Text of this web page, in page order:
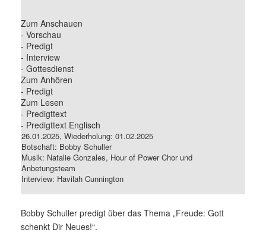
Zum Anschauen
- Vorschau
- Predigt
- Interview
- Gottesdienst
Zum Anhören
- Predigt
Zum Lesen
- Predigttext
- Predigttext Englisch
26.01.2025, Wiederholung: 01.02.2025
Botschaft: Bobby Schuller
Musik: Natalie Gonzales, Hour of Power Chor und
Anbetungsteam
Interview: Havilah Cunnington
Bobby Schuller predigt über das Thema „Freude: Gott
schenkt Dir Neues!“.